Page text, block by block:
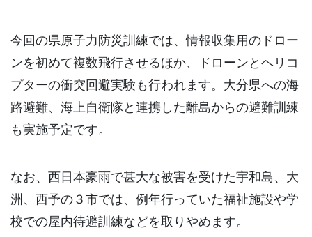
今回の県原子力防災訓練では、情報収集用のドロー
ンを初めて複数飛行させるほか、ドローンとヘリコ
プターの衝突回避実験も行われます。大分県への海
路避難、海上自衛隊と連携した離島からの避難訓練
も実施予定です。
なお、西日本豪雨で甚大な被害を受けた宇和島、大
洲、西予の３市では、例年行っていた福祉施設や学
校での屋内待避訓練などを取りやめます。